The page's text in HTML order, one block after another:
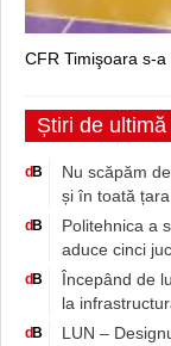
CFR Timişoara s-
Știri de ultimă
dB
Nu scăpăm
și în toată țara
dB
Politehnica a
aduce cinci
dB
Începând de
la
dB
LUN –